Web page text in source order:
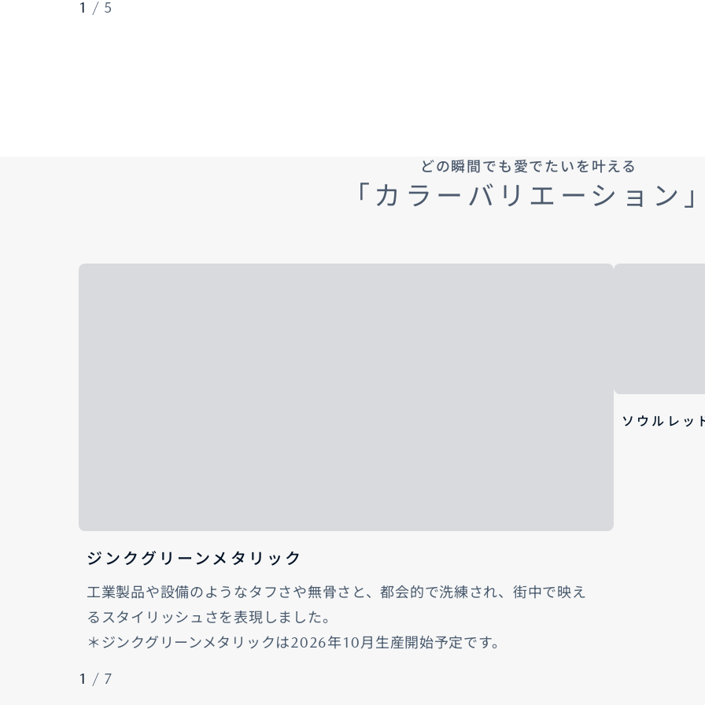
1 / 5
どの瞬間でも愛でたいを叶える
「カラーバリエーション
ジンクグリーンメタリック
工業製品や設備のようなタフさや無骨さと、都会的で洗練され、街中で映え
るスタイリッシュさを表現しました。
＊ジンクグリーンメタリックは2026年10月生産開始予定です。
ソウルレッ
1 / 7